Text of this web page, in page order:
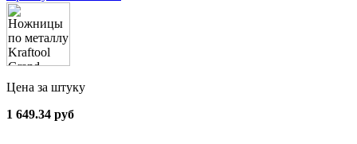
Цена за штуку
1 649.34 руб